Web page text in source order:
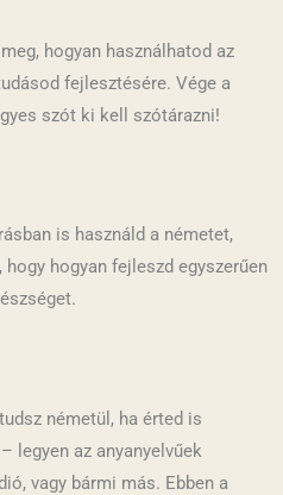
hogyan használhatod az
fejlesztésére. Vége a
szót ki kell szótárazni!
is használd a németet,
hogyan fejleszd egyszerűen
németül, ha érted is
legyen az anyanyelvűek
vagy bármi más. Ebben a